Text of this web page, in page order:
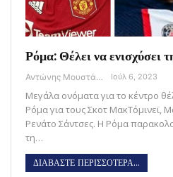
Ρόμα: Θέλει να ενισχύσει
Αντώνης Μουστάκας Ιούλ 6, 2023
Μεγάλα ονόματα για το κέντρο
Ρόμα για τους Σκοτ ΜακΤόμινεϊ,
Ρενάτο Σάντσες. Η Ρόμα
τη…
ΔΙΑΒΑΣΤΕ ΠΕΡΙΣΣΟΤΕΡΑ...